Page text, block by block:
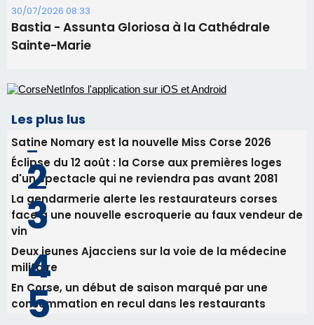
Satine Nomary est la nouvelle Miss Corse 2026
Éclipse du 12 août : la Corse aux premières loges
d'un spectacle qui ne reviendra pas avant 2081
face à une nouvelle escroquerie au faux vendeur de
Deux jeunes Ajacciens sur la voie de la médecine
militaire
En Corse, un début de saison marqué par une
consommation en recul dans les restaurants
Newsletter
Inscrivez-vous à la newsletter de CNI et recevez par
email les infos les plus importantes et une sélection de
nos meilleurs articles